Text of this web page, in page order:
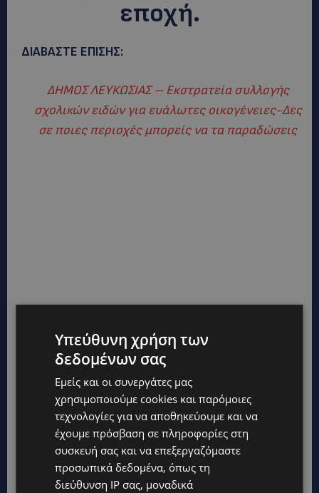
εποχή.
ΔΙΑΒΑΣΤΕ ΕΠΙΣΗΣ:
ΔΗΜΟΣ ΛΕΥΚΩΣΙΑΣ – Εκστρατεία συλλογής
σχολικών ειδών για ευάλωτες οικογένειες-Δες
σε ποιες περιοχές μπορείς να τα παραδώσεις
Υπεύθυνη χρήση των
δεδομένων σας
Εμείς και οι συνεργάτες μας
χρησιμοποιούμε cookies και παρόμοιες
τεχνολογίες για να αποθηκεύουμε και να
έχουμε πρόσβαση σε πληροφορίες στη
συσκευή σας και να επεξεργαζόμαστε
προσωπικά δεδομένα, όπως τη
διεύθυνση IP σας, μοναδικά